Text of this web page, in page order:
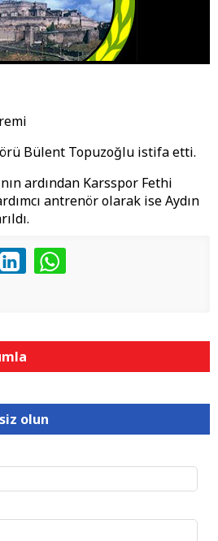
Bülent Topuzoğlu istifa etti.
ardından Karsspor Fethi
antrenör olarak ise Aydın
olun